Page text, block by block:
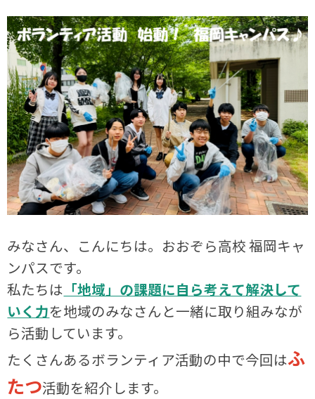
みなさん、こんにちは。おおぞら高校 福岡キャ
ンパスです。
私たちは 「地域」の課題に自ら考えて解決して
いく力を地域のみなさんと一緒に取り組みなが
ら活動しています。
たくさんあるボランティア活動の中で今回はふ
たつ活動を紹介します。